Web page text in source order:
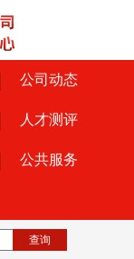
公司动态
人才测评
公共服务
查询